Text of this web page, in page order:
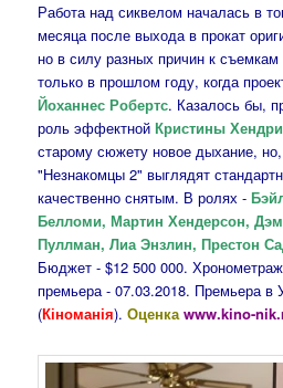
Работа над сиквелом началась в
месяца после выхода в прокат
но в силу разных причин к съемкам
только в прошлом году, когда
Йоханнес Робертс. Казалось бы,
роль эффектнойКристины
старому сюжету новое дыхание,
"Незнакомцы 2" выглядят
качественно снятым. В ролях -
Белломи, Мартин Хендерсон,
Пуллман, Лиа Энзлин, Престон
Бюджет - $12 500 000.
премьера - 07.03.2018. Премьера в
(Кіноманія). Оценкаwww.kino-